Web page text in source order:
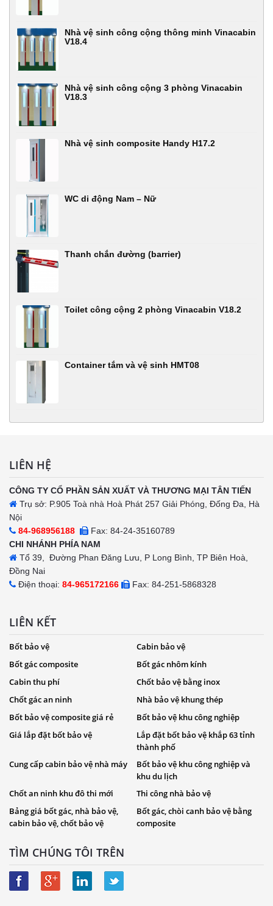
Nhà vệ sinh công cộng thông minh Vinacabin
V18.4
Nhà vệ sinh công cộng 3 phòng Vinacabin
V18.3
Nhà vệ sinh composite Handy H17.2
WC di động Nam – Nữ
Thanh chắn đường (barrier)
Toilet công cộng 2 phòng Vinacabin V18.2
Container tắm và vệ sinh HMT08
LIÊN HỆ
CÔNG TY CỔ PHẦN SẢN XUẤT VÀ THƯƠNG MẠI TÂN TIẾN
Trụ sở: P.905 Toà nhà Hoà Phát 257 Giải Phóng, Đống Đa, Hà
Nội
84-968956188
Fax: 84-24-35160789
CHI NHÁNH PHÍA NAM
Tổ 39, Đường Phan Đăng Lưu, P Long Bình, TP Biên Hoà,
Đồng Nai
Điện thoại: 84-965172166 Fax: 84-251-5868328
LIÊN KẾT
Bốt bảo vệ
Cabin bảo vệ
Bốt gác composite
Bốt gác nhôm kính
Cabin thu phí
Chốt bảo vệ bằng inox
Chốt gác an ninh
Nhà bảo vệ khung thép
Bốt bảo vệ composite giá rẻ
Bốt bảo vệ khu công nghiệp
Giá lắp đặt bốt bảo vệ
Lắp đặt bốt bảo vệ khắp 63 tỉnh
thành phố
Cung cấp cabin bảo vệ nhà máy Bốt bảo vệ khu công nghiệp và
khu du lịch
Chốt an ninh khu đô thi mới
Thi công nhà bảo vệ
Bảng giá bốt gác, nhà bảo vệ,
cabin bảo vệ, chốt bảo vệ
Bốt gác, chòi canh bảo vệ bằng
composite
TÌM CHÚNG TÔI TRÊN